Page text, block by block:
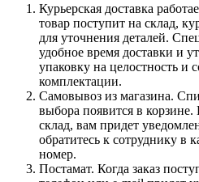
Курьерская доставка
товар поступит на склад,
для уточнения деталей.
удобное время доставки и
упаковку на целостность и
комплектации.
Самовывоз из магазина.
выбора появится в корзине.
склад, вам придет
обратитесь к сотруднику в
номер.
Постамат. Когда заказ